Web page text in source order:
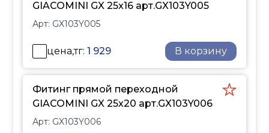
температуры и
также рекомендована
для применения в
системах
высокотемпературного и
низкотемпературного
отопления, охлаждения,
требует дополнительных
уплотнительных
элементов. Размеры
резьбовых фитингов
соответствуют
GIACOMINI GX 25x16 арт.GX103Y005
Арт: GX103Y005
цена,тг:1 929 В корзину
Фитинг прямой переходной
GIACOMINI GX 25x20 арт.GX103Y006
Арт: GX103Y006